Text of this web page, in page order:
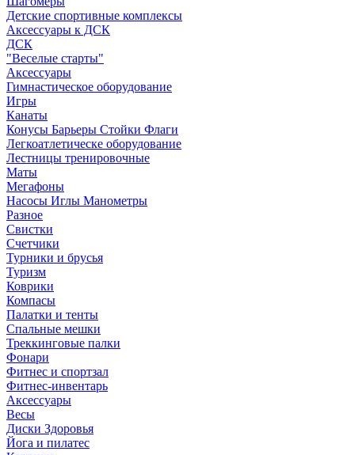
Детские спортивные комплексы
Аксессуары к ДСК
ДСК
"Веселые старты"
Аксессуары
Гимнастическое оборудование
Игры
Канаты
Конусы Барьеры Стойки Флаги
Легкоатлетическе оборудование
Лестницы тренировочные
Маты
Мегафоны
Насосы Иглы Манометры
Разное
Свистки
Счетчики
Турники и брусья
Туризм
Коврики
Компасы
Палатки и тенты
Спальные мешки
Треккинговые палки
Фонари
Фитнес и спортзал
Фитнес-инвентарь
Аксессуары
Весы
Диски Здоровья
Йога и пилатес